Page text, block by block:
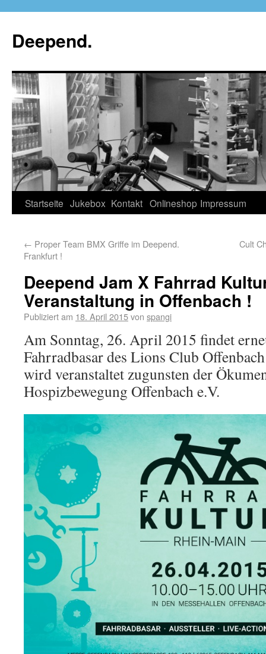
Deepend.
Startseite Jukebox Kontakt Onlineshop Impressum
← Proper Team BMX Griffe im Deepend.
Frankfurt !
Cult
Deepend Jam X Fahrrad
Veranstaltung in Offenbach !
Publiziert am 18. April 2015von spangi
Am Sonntag, 26. April 2015 findet
Fahrradbasar des Lions Club
wird veranstaltet zugunsten der
Hospizbewegung Offenbach e.V.